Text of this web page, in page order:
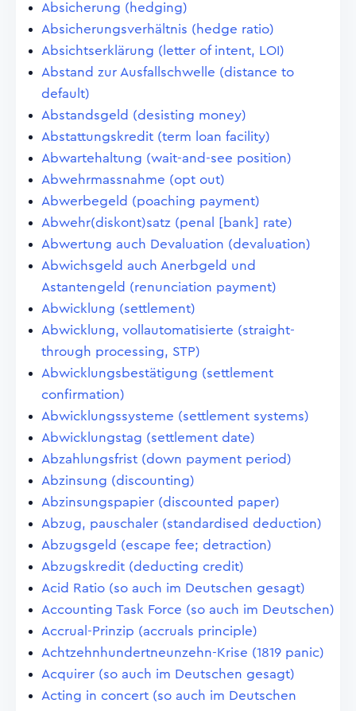
Absicherung (hedging)
Absicherungsverhältnis (hedge ratio)
Absichtserklärung (letter of intent, LOI)
Abstand zur Ausfallschwelle (distance to
default)
Abstandsgeld (desisting money)
Abstattungskredit (term loan facility)
Abwartehaltung (wait-and-see position)
Abwehrmassnahme (opt out)
Abwerbegeld (poaching payment)
Abwehr(diskont)satz (penal [bank] rate)
Abwertung auch Devaluation (devaluation)
Abwichsgeld auch Anerbgeld und
Astantengeld (renunciation payment)
Abwicklung (settlement)
Abwicklung, vollautomatisierte (straight-
through processing, STP)
Abwicklungsbestätigung (settlement
confirmation)
Abwicklungssysteme (settlement systems)
Abwicklungstag (settlement date)
Abzahlungsfrist (down payment period)
Abzinsung (discounting)
Abzinsungspapier (discounted paper)
Abzug, pauschaler (standardised deduction)
Abzugsgeld (escape fee; detraction)
Abzugskredit (deducting credit)
Acid Ratio (so auch im Deutschen gesagt)
Accounting Task Force (so auch im Deutschen)
Accrual-Prinzip (accruals principle)
Achtzehnhundertneunzehn-Krise (1819 panic)
Acquirer (so auch im Deutschen gesagt)
Acting in concert (so auch im Deutschen